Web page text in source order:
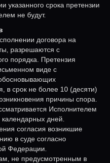
указанного срока претензии
не будут.
договора на
разрешаются с
порядка. Претензия
виде с
в срок не более 10 (десяти)
причины спора.
Исполнителем
дней.
согласия возникшие
в суде согласно
Федерации.
не предусмотренным в